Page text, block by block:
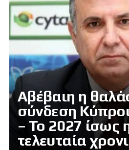
Αβέβαιη η
σύνδεση
– Το 2027 ίσως
τελευταία